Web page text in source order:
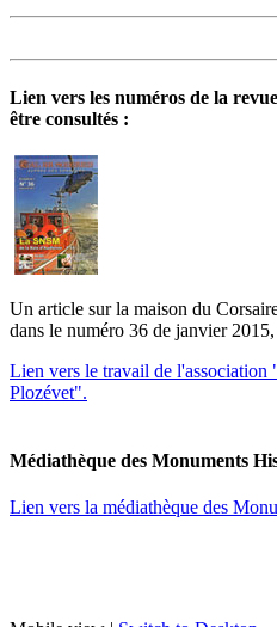
Lien vers les numéros de la
être consultés :
Un article sur la maison du
dans le numéro 36 de janvier
Lien vers le travail de l'association
Plozévet".
Médiathèque des Monuments
Lien vers la médiathèque des